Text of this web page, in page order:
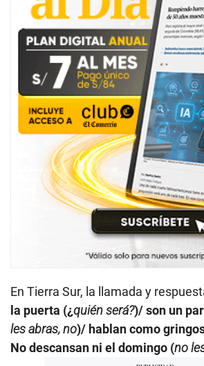
En Tierra Sur, la llamada y
la puerta (¿quién será?)/ son un
les abras, no)/ hablan como
No descansan ni el domingo (no